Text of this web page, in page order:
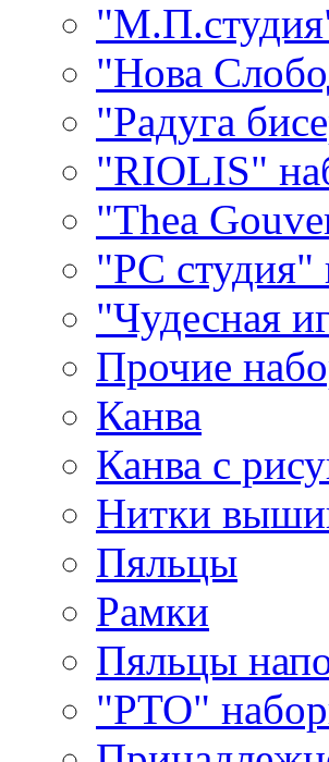
"Нова
"Радуга
"RIOLIS"
"Thea
"РС
"Чудесная
Прочие
Канва
Канва с
Нитки
Пяльцы
Рамки
Пяльцы
"РТО"